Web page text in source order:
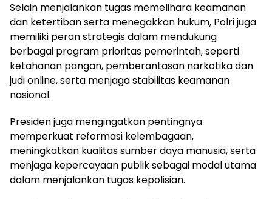
Selain menjalankan tugas memelihara keamanan
dan ketertiban serta menegakkan hukum, Polri juga
memiliki peran strategis dalam mendukung
berbagai program prioritas pemerintah, seperti
ketahanan pangan, pemberantasan narkotika dan
judi online, serta menjaga stabilitas keamanan
nasional.
Presiden juga mengingatkan pentingnya
memperkuat reformasi kelembagaan,
meningkatkan kualitas sumber daya manusia, serta
menjaga kepercayaan publik sebagai modal utama
dalam menjalankan tugas kepolisian.